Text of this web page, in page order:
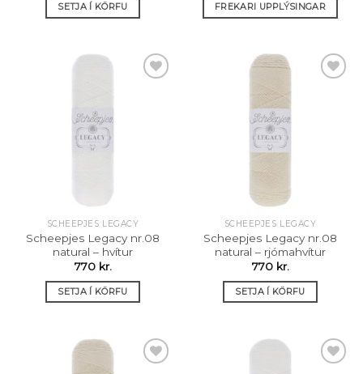
SETJA Í KÖRFU FREKARI UPPLÝSINGAR
SCHEEPJES LEGACY
Scheepjes Legacy nr.08
natural – hvítur
770 kr.
SETJA Í KÖRFU
SCHEEPJES LEGACY
Scheepjes Legacy nr.08
natural – rjómahvítur
770 kr.
SETJA Í KÖRFU